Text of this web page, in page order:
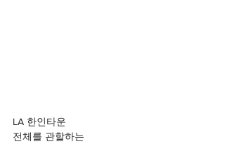
LA 한인타운
전체를 관할하는